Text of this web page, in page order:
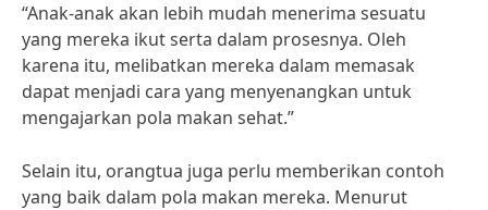
“Anak-anak akan lebih mudah menerima sesuatu
yang mereka ikut serta dalam prosesnya. Oleh
karena itu, melibatkan mereka dalam memasak
dapat menjadi cara yang menyenangkan untuk
mengajarkan pola makan sehat.”
Selain itu, orangtua juga perlu memberikan contoh
yang baik dalam pola makan mereka. Menurut